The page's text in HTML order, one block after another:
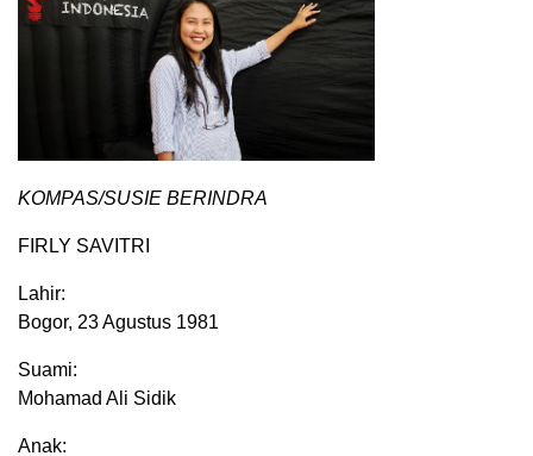
KOMPAS/SUSIE BERINDRA
FIRLY SAVITRI
Lahir:
Bogor, 23 Agustus 1981
Suami:
Mohamad Ali Sidik
Anak: